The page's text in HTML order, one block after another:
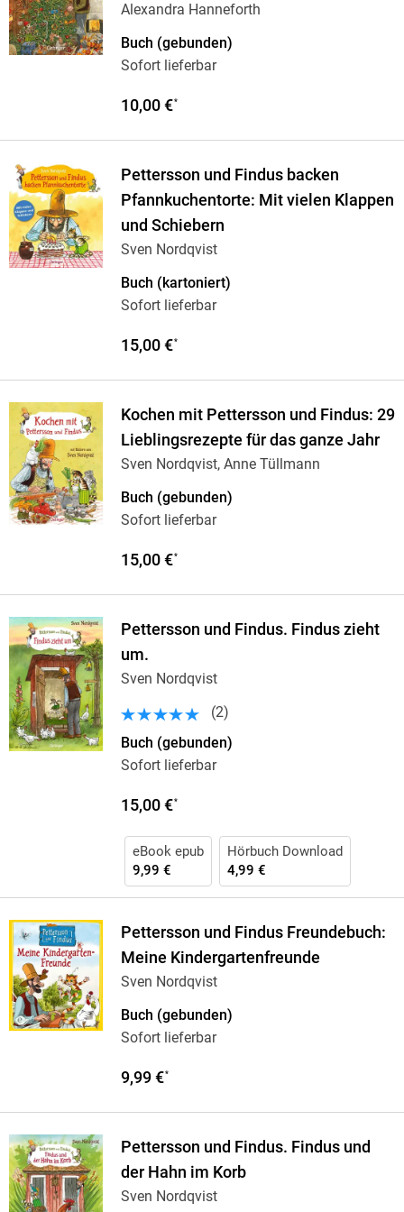
Alexandra Hanneforth
Buch (gebunden)
Sofort lieferbar
10,00 €*
Pettersson und Findus backen
Pfannkuchentorte: Mit vielen Klappen
und Schiebern
Sven Nordqvist
Buch (kartoniert)
Sofort lieferbar
15,00 €*
Kochen mit Pettersson und Findus: 29
Lieblingsrezepte für das ganze Jahr
Sven Nordqvist, Anne Tüllmann
Buch (gebunden)
Sofort lieferbar
15,00 €*
Pettersson und Findus. Findus zieht
um.
Sven Nordqvist
(2)
Buch (gebunden)
Sofort lieferbar
15,00 €*
eBook epub
9,99 €
Hörbuch Download
4,99 €
Pettersson und Findus Freundebuch:
Meine Kindergartenfreunde
Sven Nordqvist
Buch (gebunden)
Sofort lieferbar
9,99 €*
Pettersson und Findus. Findus und
der Hahn im Korb
Sven Nordqvist